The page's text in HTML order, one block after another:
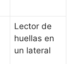
Lector de
huellas en
un lateral